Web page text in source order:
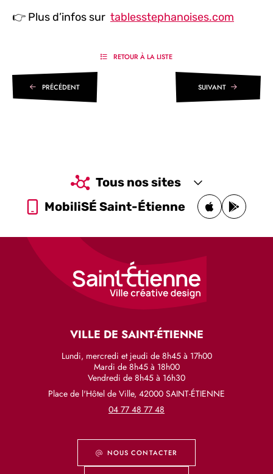
👉 Plus d’infos sur tablesstephanoises.com
PRÉCÉDENT
RETOUR À LA LISTE
SUIVANT
MobiliSÉ Saint-Étienne
Tous nos sites
VILLE DE SAINT-ÉTIENNE
Lundi, mercredi et jeudi de 8h45 à 17h00
Mardi de 8h45 à 18h00
Vendredi de 8h45 à 16h30
Place de l'Hôtel de Ville, 42000 SAINT-ÉTIENNE
04 77 48 77 48
NOUS CONTACTER